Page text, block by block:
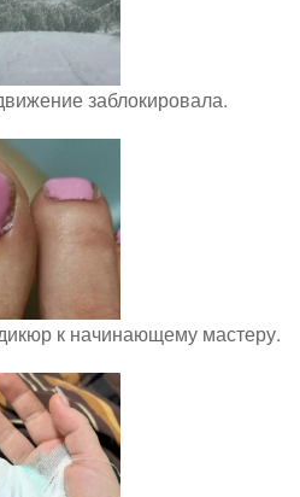
заблокировала.
к начинающему мастеру.